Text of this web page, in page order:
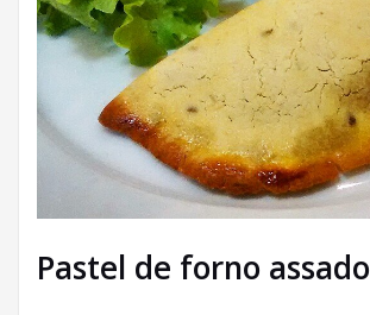
Pastel de forno assado